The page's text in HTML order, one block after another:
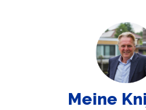
Meine